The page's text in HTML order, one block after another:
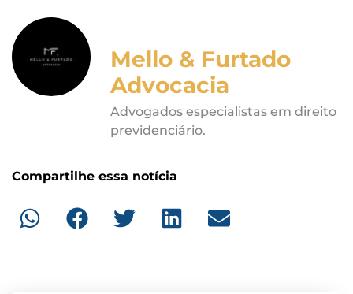
Mello & Furtado
Advocacia
Advogados especialistas em direito
previdenciário.
Compartilhe essa notícia